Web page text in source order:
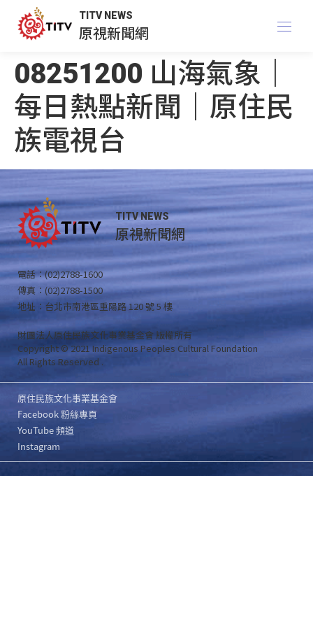
TITV NEWS
原視新聞網
08251200 山海氣象｜
每日熱點新聞｜原住民
族電視台
TITV NEWS
原視新聞網
電話：(02)2788-1600
傳真：(02)2788-1500
地址：台北市南港區重陽路 120 號 5 樓
財團法人原住民族文化事業基金會 版權所有
Copyright © 2021 Indigenous Peoples Cultural Foundation
All Rights Reserved .
原住民族文化事業基金會
Facebook 粉絲專頁
YouTube 頻道
Instagram